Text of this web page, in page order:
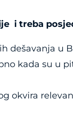
i treba
dešavanja u
kada su u
okvira